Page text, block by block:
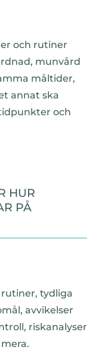
och rutiner
munvård
måltider,
annat ska
och
HUR
PÅ
tydliga
avvikelser
riskanalyser